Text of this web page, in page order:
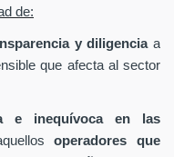
de:
y diligenciaa
que afecta al sector
e inequívoca en las
operadores que